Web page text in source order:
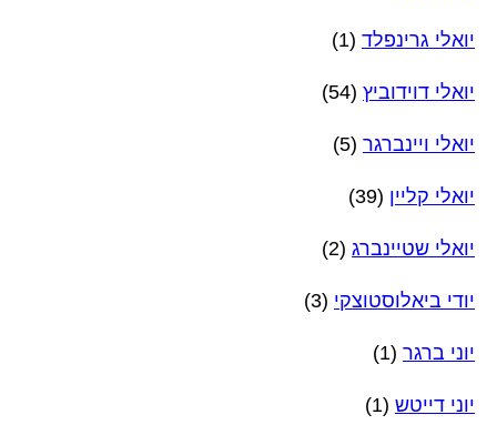
יואלי גרינפלד (1)
יואלי דוידוביץ (54)
יואלי ויינברגר (5)
יואלי קליין (39)
יואלי שטיינברג (2)
יודי ביאלוסטוצקי (3)
יוני ברגר (1)
יוני דייטש (1)